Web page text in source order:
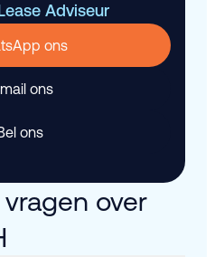
Adviseur
ons
ons
ons
over